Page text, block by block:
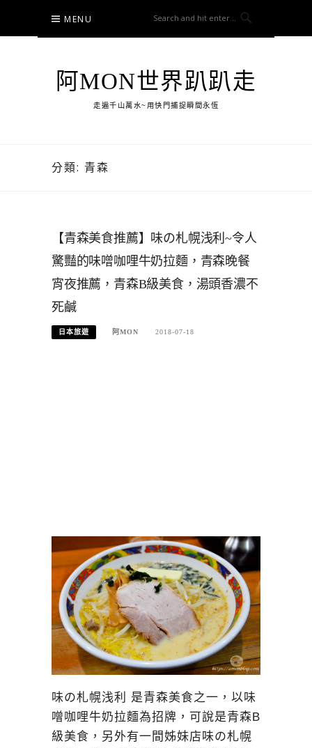
content
MENU
阿MON世界趴趴走
走遍千山萬水~用快門捕捉瞬間永恆
分類: 青森
【青森美食推薦】味の札幌浅利~令人
驚豔的味噌咖哩牛奶拉麵，青森晚餐
宵夜推薦，青森B級美食，湯頭香濃不
死鹹
日本旅遊 阿MON 2018-07-18
味の札幌浅利 是青森美食之一，以味
噌咖哩牛奶拉麵為招牌，可說是青森B
級美食，另外有一間姊妹店味の札幌